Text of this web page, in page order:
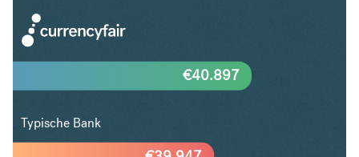
€40.897
Typische Bank